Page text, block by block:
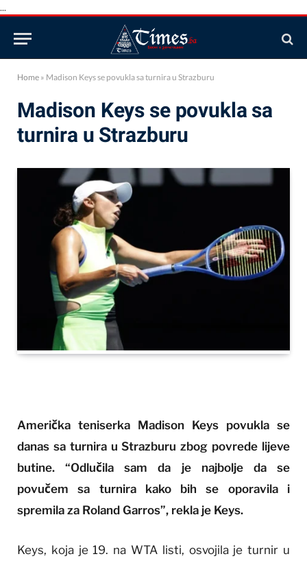
...
Home » Madison Keys se povukla sa turnira u Strazburu
Madison Keys se povukla sa
turnira u Strazburu
Američka teniserka Madison Keys povukla se
danas sa turnira u Strazburu zbog povrede lijeve
butine. “Odlučila sam da je najbolje da se
povučem sa turnira kako bih se oporavila i
spremila za Roland Garros”, rekla je Keys.
Keys, koja je 19. na WTA listi, osvojila je turnir u